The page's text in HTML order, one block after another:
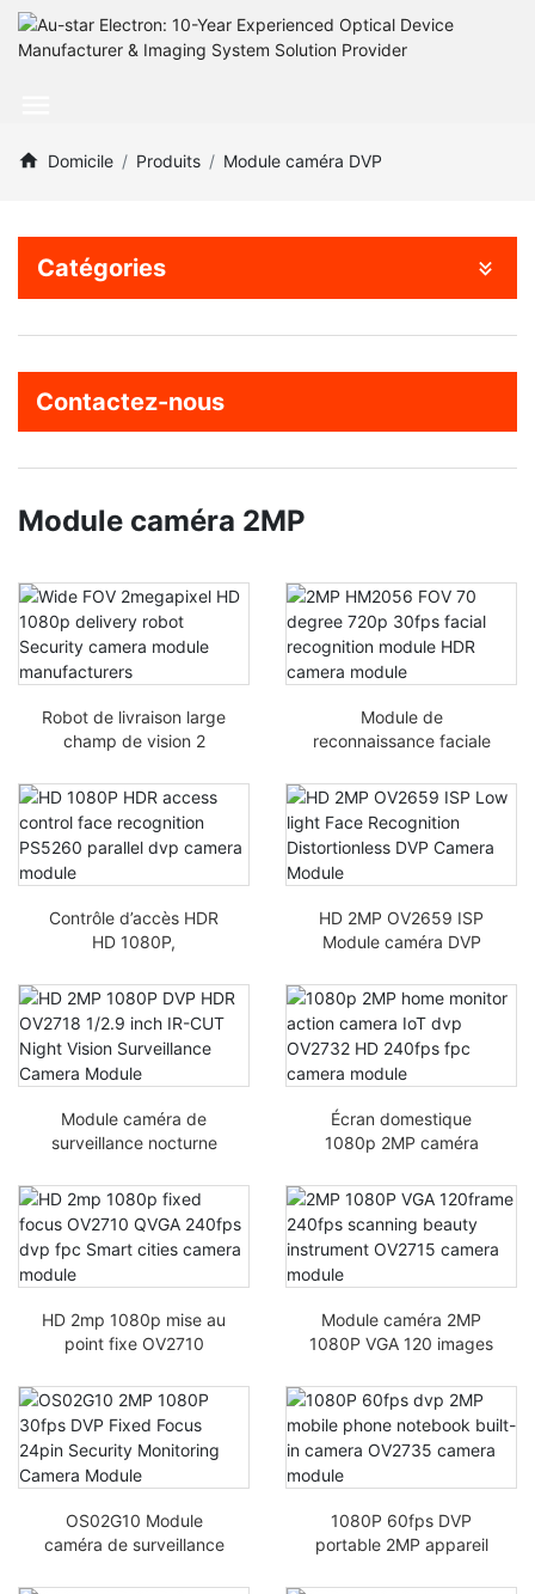
Domicile Produits Module caméra DVP
Catégories
Contactez-nous
Module caméra 2MP
Robot de livraison large
champ de vision 2
fabricants de modules
de caméra de sécurité
Module de
reconnaissance faciale
degrés 720p 30fps
module caméra HDR
Contrôle d’accès HDR
HD 1080P,
PS5260 module caméra
DVD parallèle
HD 2MP OV2659 ISP
Module caméra DVP
reconnaissance faciale
en faible luminosité
Module caméra de
surveillance nocturne
HDR OV2718 IR-CUT
1/2,9 pouce
Écran domestique
1080p 2MP caméra
OV2732 HD 240fps
module caméra fpc
HD 2mp 1080p mise au
point fixe OV2710
Module caméra de ville
intelligente
Module caméra 2MP
1080P VGA 120 images
OS02G10 Module
caméra de surveillance
1080P 60fps DVP
portable 2MP appareil